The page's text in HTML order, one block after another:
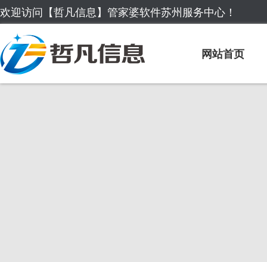
欢迎访问【哲凡信息】管家婆软件苏州服务中心！
网站首页